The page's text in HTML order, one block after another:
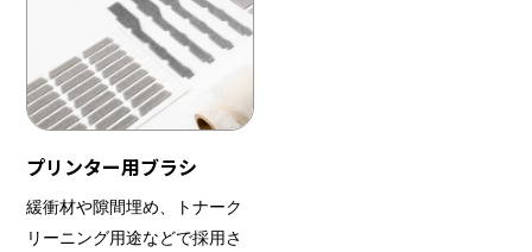
プリンター用ブラシ
緩衝材や隙間埋め、トナーク
リーニング用途などで採用さ